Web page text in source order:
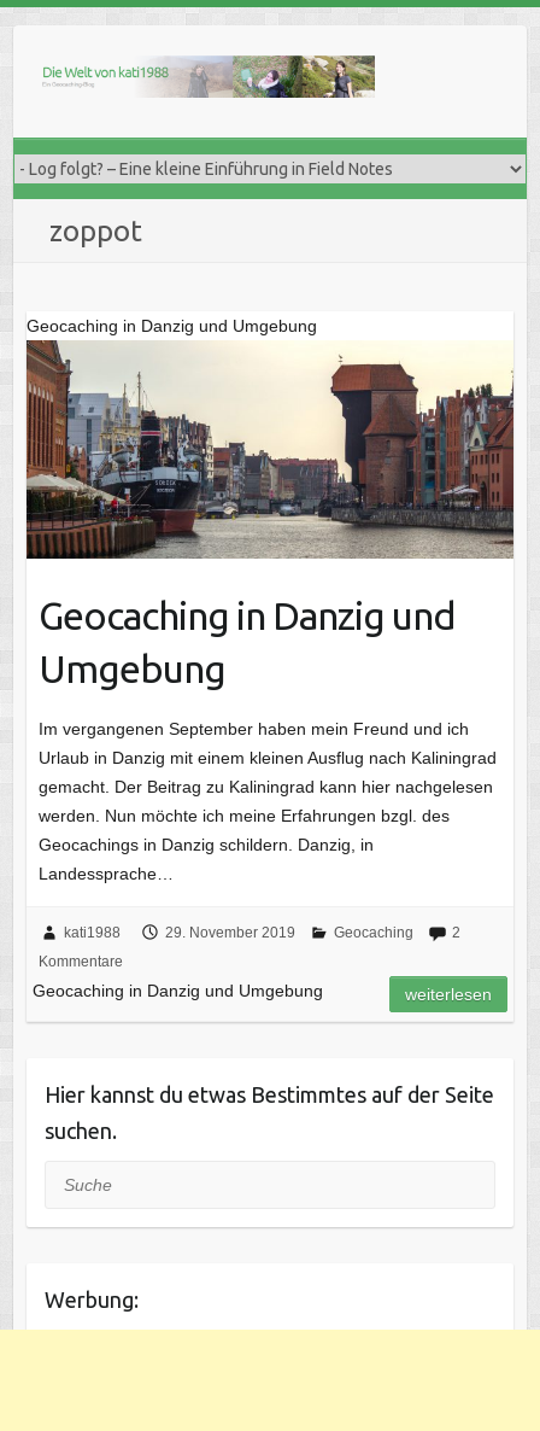
content
zoppot
Geocaching in Danzig und Umgebung
Geocaching in Danzig und
Umgebung
Im vergangenen September haben mein Freund und ich
Urlaub in Danzig mit einem kleinen Ausflug nach Kaliningrad
gemacht. Der Beitrag zu Kaliningrad kann hier nachgelesen
werden. Nun möchte ich meine Erfahrungen bzgl. des
Geocachings in Danzig schildern. Danzig, in
Landessprache…
kati1988 29. November 2019 Geocaching
2
Kommentare
Geocaching in Danzig und Umgebung weiterlesen
Hier kannst du etwas Bestimmtes auf der Seite
suchen.
Suche
Werbung: